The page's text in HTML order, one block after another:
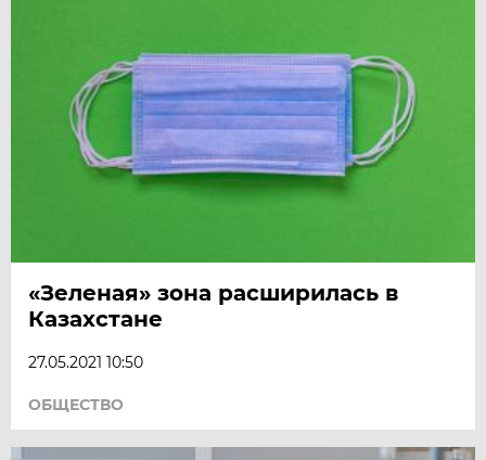
«Зеленая» зона расширилась в
Казахстане
27.05.2021 10:50
ОБЩЕСТВО